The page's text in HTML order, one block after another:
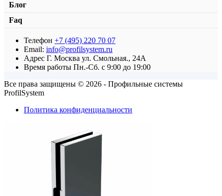
Дверной доводчик T-86D
9400,00₽ В корзину
Блог
Faq
Телефон +7 (495) 220 70 07
Email: info@profilsystem.ru
Адрес Г. Москва ул. Смольная., 24А
Время работы Пн.-Сб. с 9:00 до 19:00
Все права защищены © 2026 - Профильные системы
ProfilSystem
Политика конфиденциальности